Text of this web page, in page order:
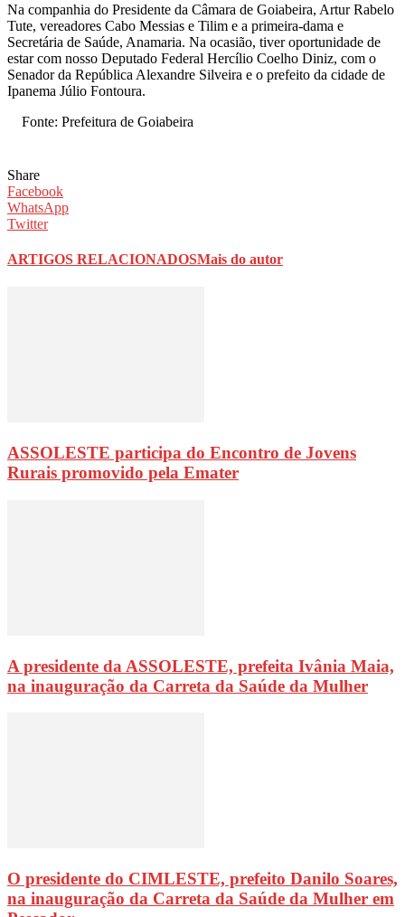
Na companhia do Presidente da Câmara de Goiabeira, Artur Rabelo
Tute, vereadores Cabo Messias e Tilim e a primeira-dama e
Secretária de Saúde, Anamaria. Na ocasião, tiver oportunidade de
estar com nosso Deputado Federal Hercílio Coelho Diniz, com o
Senador da República Alexandre Silveira e o prefeito da cidade de
Ipanema Júlio Fontoura.
Fonte: Prefeitura de Goiabeira
Share
Facebook
WhatsApp
Twitter
ARTIGOS RELACIONADOSMais do autor
ASSOLESTE participa do Encontro de Jovens
Rurais promovido pela Emater
A presidente da ASSOLESTE, prefeita Ivânia Maia,
na inauguração da Carreta da Saúde da Mulher
O presidente do CIMLESTE, prefeito Danilo Soares,
na inauguração da Carreta da Saúde da Mulher em